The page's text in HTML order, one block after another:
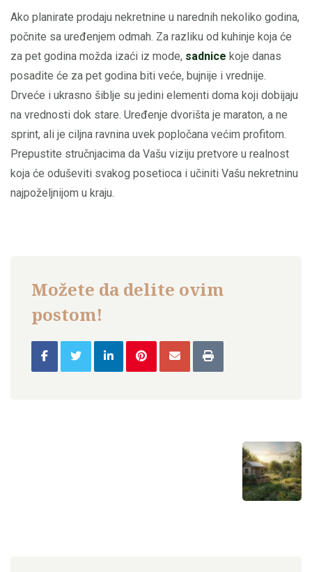
Ako planirate prodaju nekretnine u narednih nekoliko godina,
počnite sa uređenjem odmah. Za razliku od kuhinje koja će
za pet godina možda izaći iz mode, sadnice koje danas
posadite će za pet godina biti veće, bujnije i vrednije.
Drveće i ukrasno šiblje su jedini elementi doma koji dobijaju
na vrednosti dok stare. Uređenje dvorišta je maraton, a ne
sprint, ali je ciljna ravnina uvek popločana većim profitom.
Prepustite stručnjacima da Vašu viziju pretvore u realnost
koja će oduševiti svakog posetioca i učiniti Vašu nekretninu
najpoželjnijom u kraju.
Možete da delite ovim
postom!